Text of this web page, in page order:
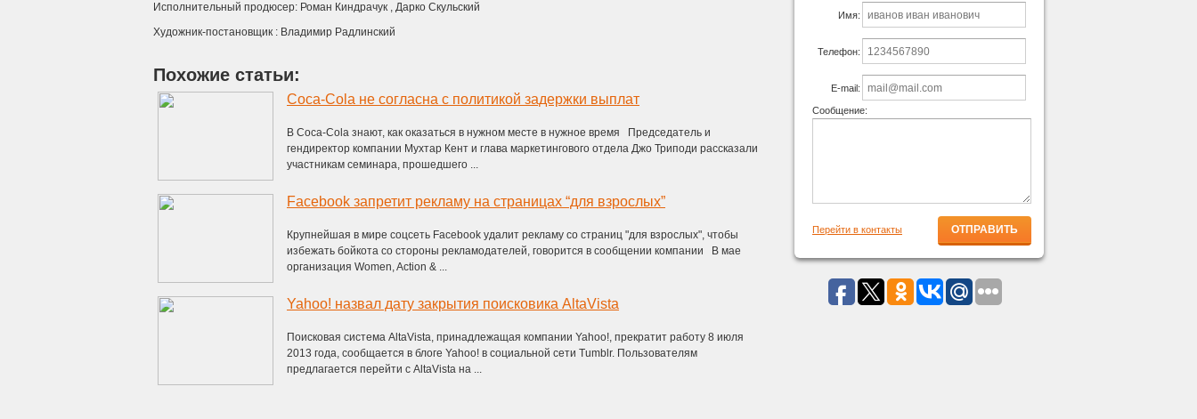
Исполнительный продюсер: Роман Киндрачук , Дарко Скульский
Художник-постановщик : Владимир Радлинский
Похожие статьи:
Coca-Cola не согласна с политикой задержки выплат
В Coca-Cola знают, как оказаться в нужном месте в нужное время Председатель и
гендиректор компании Мухтар Кент и глава маркетингового отдела Джо Триподи рассказали
участникам семинара, прошедшего ...
Facebook запретит рекламу на страницах “для взрослых”
Крупнейшая в мире соцсеть Facebook удалит рекламу со страниц "для взрослых", чтобы
избежать бойкота со стороны рекламодателей, говорится в сообщении компании В мае
организация Women, Action & ...
Yahoo! назвал дату закрытия поисковика AltaVista
Поисковая система AltaVista, принадлежащая компании Yahoo!, прекратит работу 8 июля
2013 года, сообщается в блоге Yahoo! в социальной сети Tumblr. Пользователям
предлагается перейти с AltaVista на ...
Имя:
Телефон:
E-mail:
Сообщение:
Перейти в контакты